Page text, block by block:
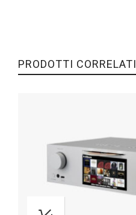
PRODOTTI CORRELATI